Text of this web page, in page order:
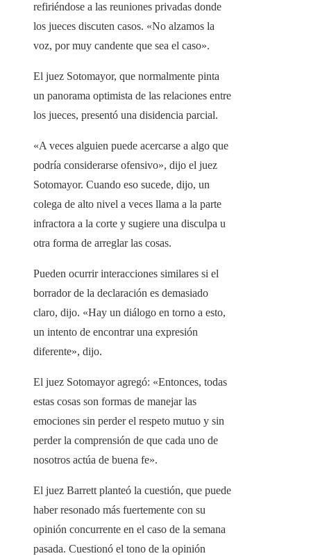
refiriéndose a las reuniones privadas donde
los jueces discuten casos. «No alzamos la
voz, por muy candente que sea el caso».
El juez Sotomayor, que normalmente pinta
un panorama optimista de las relaciones entre
los jueces, presentó una disidencia parcial.
«A veces alguien puede acercarse a algo que
podría considerarse ofensivo», dijo el juez
Sotomayor. Cuando eso sucede, dijo, un
colega de alto nivel a veces llama a la parte
infractora a la corte y sugiere una disculpa u
otra forma de arreglar las cosas.
Pueden ocurrir interacciones similares si el
borrador de la declaración es demasiado
claro, dijo. «Hay un diálogo en torno a esto,
un intento de encontrar una expresión
diferente», dijo.
El juez Sotomayor agregó: «Entonces, todas
estas cosas son formas de manejar las
emociones sin perder el respeto mutuo y sin
perder la comprensión de que cada uno de
nosotros actúa de buena fe».
El juez Barrett planteó la cuestión, que puede
haber resonado más fuertemente con su
opinión concurrente en el caso de la semana
pasada. Cuestionó el tono de la opinión